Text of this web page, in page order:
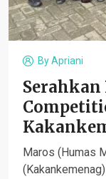
ByApriani
Maros (Humas